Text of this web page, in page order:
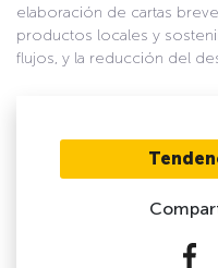
elaboración de cartas
productos locales y
flujos, y la reducción del